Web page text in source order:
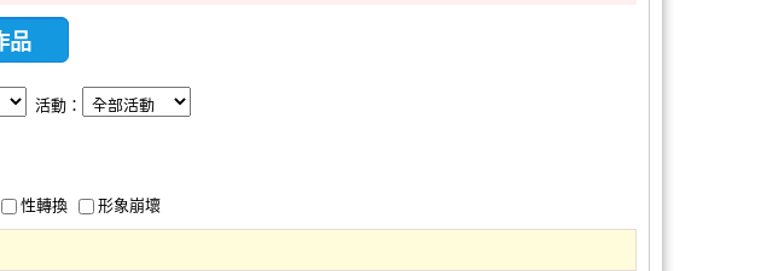
活動：
性轉換 形象崩壞